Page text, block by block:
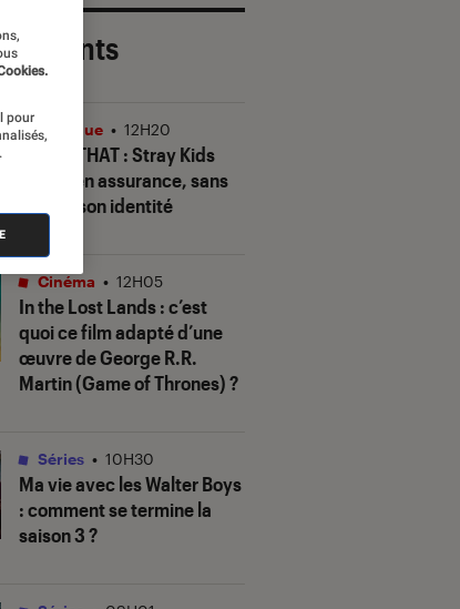
récents
THIS & THAT: Stray Kids
gagne en assurance, sans
perdre son identité
Musique • 12H20
In the Lost Lands: c’est
quoi ce film adapté d’une
œuvre de George R.R.
Martin (Game of Thrones) ?
Cinéma • 12H05
Ma vie avec les Walter Boys
: comment se termine la
saison 3 ?
Séries • 10H30
pour